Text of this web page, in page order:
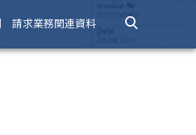
請求業務関連資料